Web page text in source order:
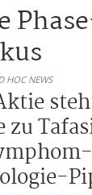
HOC NEWS